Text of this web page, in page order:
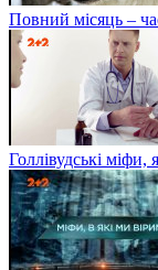
Повний місяць –
Голлівудські